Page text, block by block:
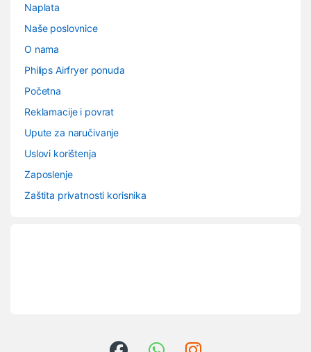
Naplata
Naše poslovnice
O nama
Philips Airfryer ponuda
Početna
Reklamacije i povrat
Upute za naručivanje
Uslovi korištenja
Zaposlenje
Zaštita privatnosti korisnika